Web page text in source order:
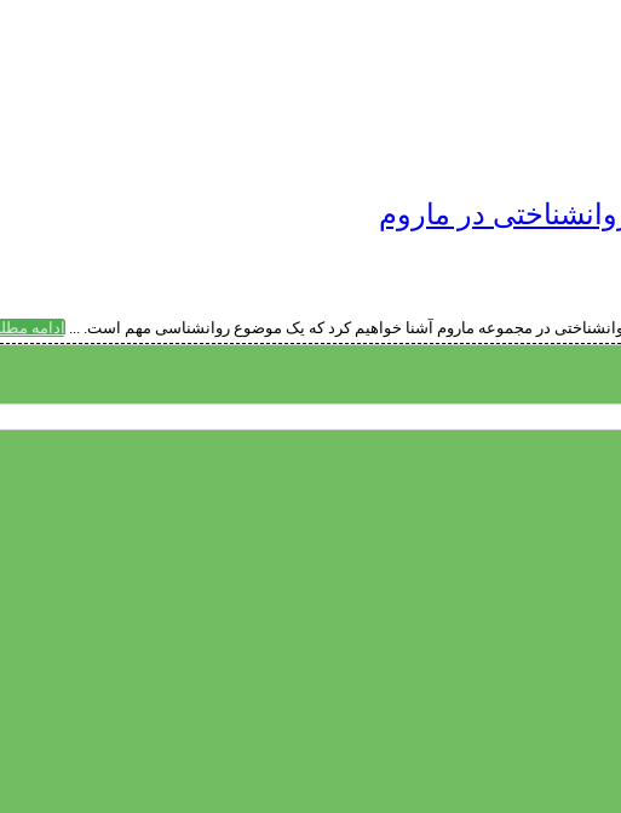
در ماروم
در مجموعه ماروم آشنا خواهیم کرد که یک موضوع روانشناسی مهم است. ... ادامه